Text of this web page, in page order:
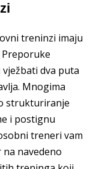
treninzi imaju
Preporuke
dva puta
Mnogima
strukturiranje
i postignu
treneri vam
navedeno